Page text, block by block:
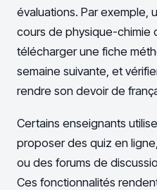
évaluations. Par exemple,
cours de physique-chimie
télécharger une fiche
semaine suivante, et
rendre son devoir de
Certains enseignants
proposer des quiz en
ou des forums de
Ces fonctionnalités